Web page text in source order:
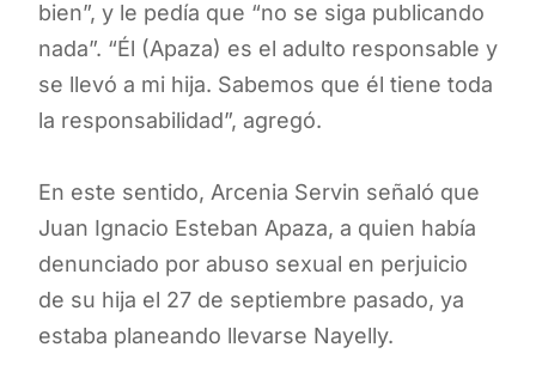
bien”, y le pedía que “no se siga publicando
nada”. “Él (Apaza) es el adulto responsable y
se llevó a mi hija. Sabemos que él tiene toda
la responsabilidad”, agregó.
En este sentido, Arcenia Servin señaló que
Juan Ignacio Esteban Apaza, a quien había
denunciado por abuso sexual en perjuicio
de su hija el 27 de septiembre pasado, ya
estaba planeando llevarse Nayelly.